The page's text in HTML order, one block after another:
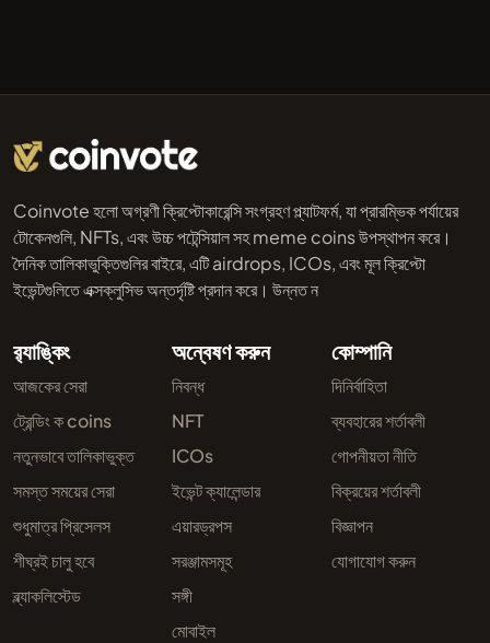
Coinvote হলো অগ্রণী ক্রিপ্টোকারেন্সি সংগ্রহণ প্ল্যাটফর্ম, যা প্রারম্ভিক পর্যায়ের
টোকেনগুলি, NFTs, এবং উচ্চ পটেন্সিয়াল সহ meme coins উপস্থাপন করে।
দৈনিক তালিকাভুক্তিগুলির বাইরে, এটি airdrops, ICOs, এবং মূল ক্রিপ্টো
ইভেন্টগুলিতে এক্সক্লুসিভ অন্তর্দৃষ্টি প্রদান করে। উন্নত ন
র‌্যাঙ্কিং
আজকের সেরা
ট্রেন্ডিং ক coins
নতুনভাবে তালিকাভুক্ত
সমস্ত সময়ের সেরা
শুধুমাত্র প্রিসেলস
শীঘ্রই চালু হবে
ব্ল্যাকলিস্টেড
অন্বেষণ করুন
নিবন্ধ
NFT
ICOs
ইভেন্ট ক্যালেন্ডার
এয়ারড্রপস
সরঞ্জামসমূহ
সঙ্গী
মোবাইল
কোম্পানি
দিনির্বাহিতা
ব্যবহারের শর্তাবলী
গোপনীয়তা নীতি
বিক্রয়ের শর্তাবলী
বিজ্ঞাপন
যোগাযোগ করুন